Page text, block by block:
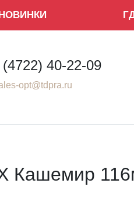
(4722) 40-22-09
opt@tdpra.ru
Кашемир